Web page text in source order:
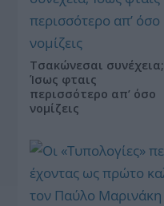
Τσακώνεσαι συνέχεια;
Ίσως φταις
περισσότερο απ’ όσο
νομίζεις